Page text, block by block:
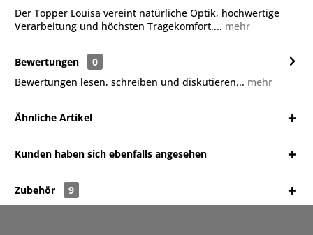
Der Topper Louisa vereint natürliche Optik, hochwertige
Verarbeitung und höchsten Tragekomfort.... mehr
Bewertungen
0
Bewertungen lesen, schreiben und diskutieren... mehr
Ähnliche Artikel
Kunden haben sich ebenfalls angesehen
Zubehör 9